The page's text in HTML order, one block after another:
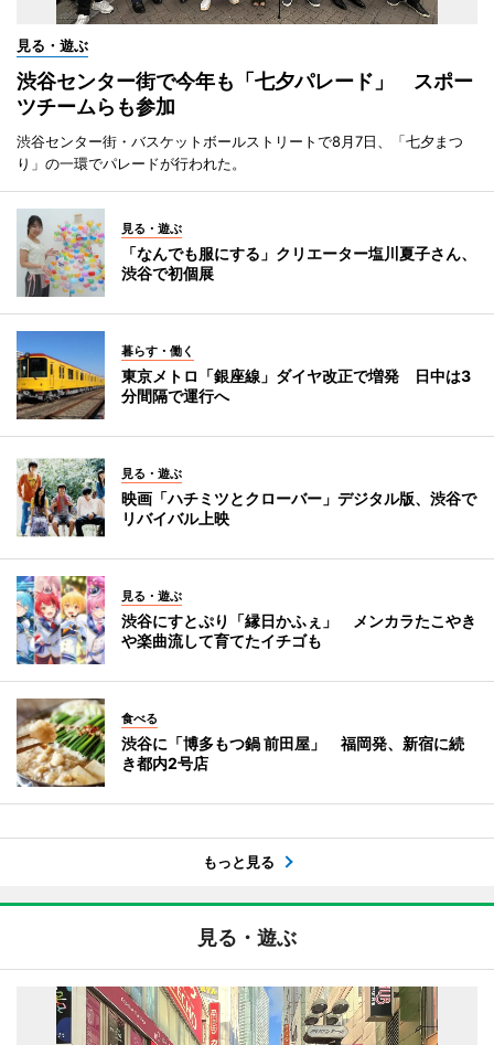
見る・遊ぶ
渋谷センター街で今年も「七夕パレード」 スポー
ツチームらも参加
渋谷センター街・バスケットボールストリートで8月7日、「七夕まつ
り」の一環でパレードが行われた。
見る・遊ぶ
「なんでも服にする」クリエーター塩川夏子さん、
渋谷で初個展
暮らす・働く
東京メトロ「銀座線」ダイヤ改正で増発 日中は3
分間隔で運行へ
見る・遊ぶ
映画「ハチミツとクローバー」デジタル版、渋谷で
リバイバル上映
見る・遊ぶ
渋谷にすとぷり「縁日かふぇ」 メンカラたこやき
や楽曲流して育てたイチゴも
食べる
渋谷に「博多もつ鍋 前田屋」 福岡発、新宿に続
き都内2号店
もっと見る
見る・遊ぶ